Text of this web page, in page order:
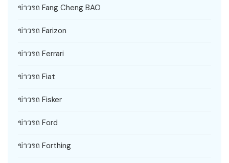
ข่าวรถ Fang Cheng BAO
ข่าวรถ Farizon
ข่าวรถ Ferrari
ข่าวรถ Fiat
ข่าวรถ Fisker
ข่าวรถ Ford
ข่าวรถ Forthing